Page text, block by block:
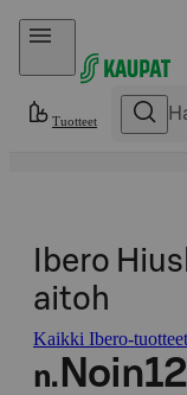
Hyppää sisältöön
Tuotteet
Ibero
aitoh
Kaikki Ibero-tuotteet
n. Noin